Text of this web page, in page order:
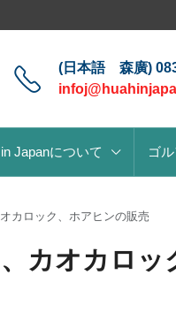
(日本語 森廣)
Japanについて ゴ
カロック、ホアヒンの販売
カオカロッ